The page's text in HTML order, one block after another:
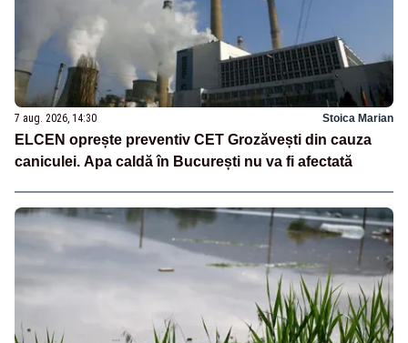
7 aug. 2026, 14:30 Stoica Marian
ELCEN oprește preventiv CET Grozăvești din cauza
caniculei. Apa caldă în București nu va fi afectată